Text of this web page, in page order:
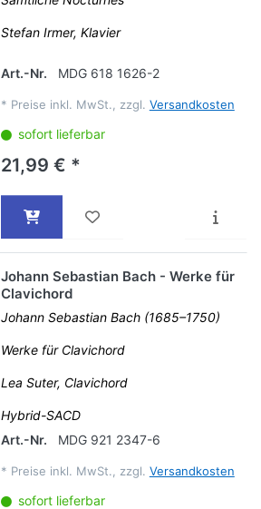
Stefan Irmer, Klavier
Art.-Nr. MDG 618 1626-2
* Preise inkl. MwSt., zzgl. Versandkosten
sofort lieferbar
21,99 € *
Johann Sebastian Bach - Werke für
Clavichord
Johann Sebastian Bach (1685–1750)
Werke für Clavichord
Lea Suter, Clavichord
Hybrid-SACD
Art.-Nr.
MDG 921 2347-6
* Preise inkl. MwSt., zzgl. Versandkosten
sofort lieferbar